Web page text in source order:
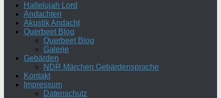
Hallelujah Lord
Andachten
Akustik Andacht
Querbeet Blog
Querbeet Blog
Galerie
Gebärden
NDR Märchen Gebärdensprache
Kontakt
Impressum
Datenschutz